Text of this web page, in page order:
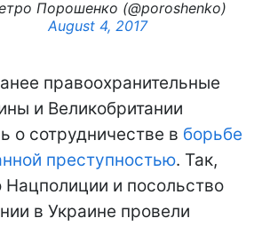
Порошенко (@poroshenko)
August 4, 2017
правоохранительные
и Великобритании
о сотрудничестве в борьбе
преступностью. Так,
Нацполиции и посольство
в Украине провели